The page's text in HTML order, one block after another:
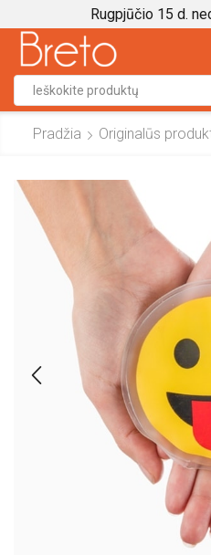
Rugpjūčio 15 d.
Pradžia Originalūs